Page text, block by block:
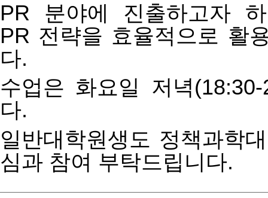
PR 분야에 진출하고자
PR 전략을 효율적으로 활
다.
수업은 화요일 저녁
다.
일반대학원생도 정책과학
심과 참여 부탁드립니다.